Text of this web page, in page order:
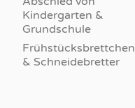
Kindergarten &
Grundschule
Frühstücksbrettchen
& Schneidebretter